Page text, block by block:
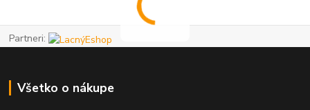
Partneri:
Všetko o nákupe